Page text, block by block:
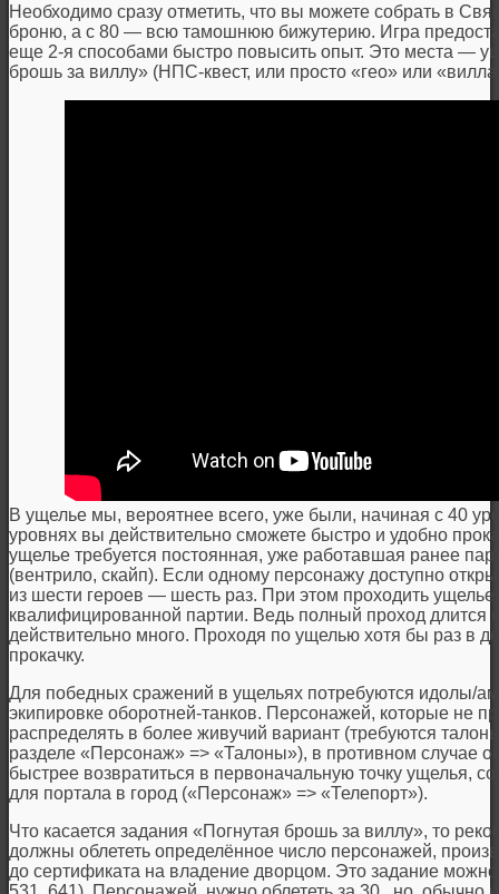
Необходимо сразу отметить, что вы можете собрать в
броню, а с 80 — всю тамошнюю бижутерию. Игра
еще 2-я способами быстро повысить опыт. Это места —
брошь за виллу» (НПС-квест, или просто «гео» или
В ущелье мы, вероятнее всего, уже были, начиная с 40
уровнях вы действительно сможете быстро и удобно
ущелье требуется постоянная, уже работавшая ранее
(вентрило, скайп). Если одному персонажу доступно
из шести героев — шесть раз. При этом проходить
квалифицированной партии. Ведь полный проход длится
действительно много. Проходя по ущелью хотя бы раз в
прокачку.
Для победных сражений в ущельях потребуются идолы/
экипировке оборотней-танков. Персонажей, которые не
распределять в более живучий вариант (требуются
разделе «Персонаж» => «Талоны»), в противном случае
быстрее возвратиться в первоначальную точку ущелья,
для портала в город («Персонаж» => «Телепорт»).
Что касается задания «Погнутая брошь за виллу», то
должны облететь определённое число персонажей,
до сертификата на владение дворцом. Это задание